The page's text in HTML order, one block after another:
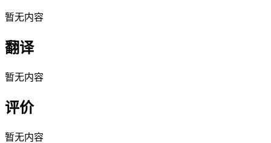
暂无内容
翻译
暂无内容
评价
暂无内容